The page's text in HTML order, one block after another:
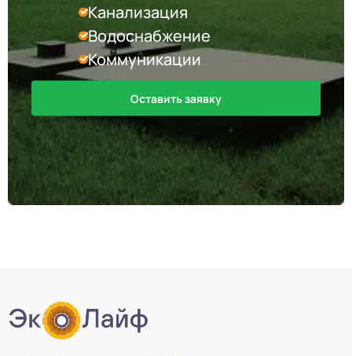
Канализация
Водоснабжение
Коммуникации
Оставить заявку